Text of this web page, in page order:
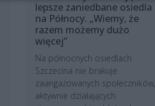
lepsze zaniedbane osiedla
na Północy. „Wiemy, że
razem możemy dużo
więcej”
Na północnych osiedlach
Szczecina nie brakuje
zaangażowanych społeczników,
aktywnie działających